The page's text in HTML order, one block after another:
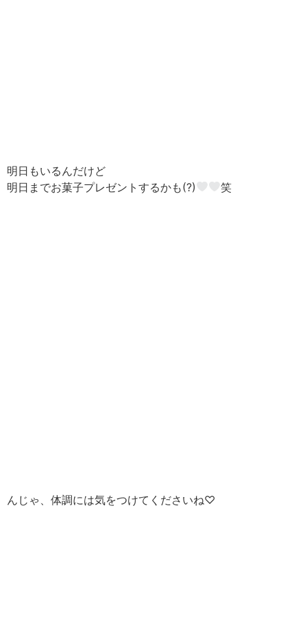
明日もいるんだけど
明日までお菓子プレゼントするかも(?)
笑
んじゃ、体調には気をつけてくださいね♡